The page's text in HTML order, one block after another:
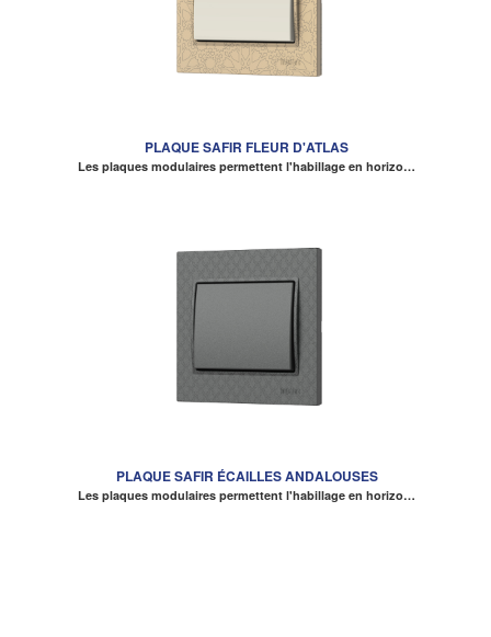
PLAQUE SAFIR FLEUR D'ATLAS
Les plaques modulaires permettent l'habillage en horizo…
PLAQUE SAFIR ÉCAILLES ANDALOUSES
Les plaques modulaires permettent l'habillage en horizo…